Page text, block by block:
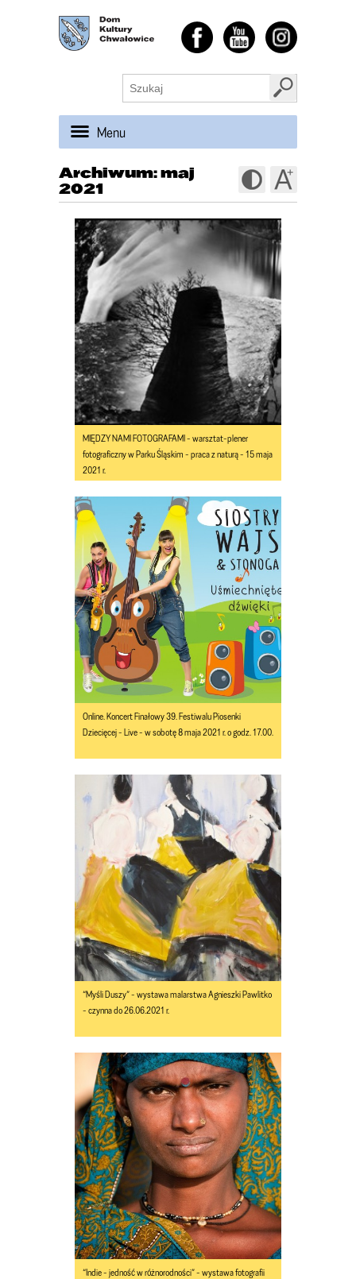
Menu
Archiwum: maj
2021
MIĘDZY NAMI FOTOGRAFAMI - warsztat-plener
fotograficzny w Parku Śląskim - praca z naturą - 15 maja
2021 r.
Online. Koncert Finałowy 39. Festiwalu Piosenki
Dziecięcej - Live - w sobotę 8 maja 2021 r. o godz. 17.00.
“Myśli Duszy” - wystawa malarstwa Agnieszki Pawlitko
- czynna do 26.06.2021 r.
“Indie - jedność w różnorodności” - wystawa fotografii